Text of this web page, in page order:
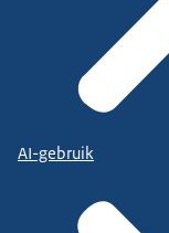
AI-gebruik